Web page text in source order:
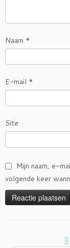
Naam *
E-mail *
Site
Mijn naam, e-
volgende keer